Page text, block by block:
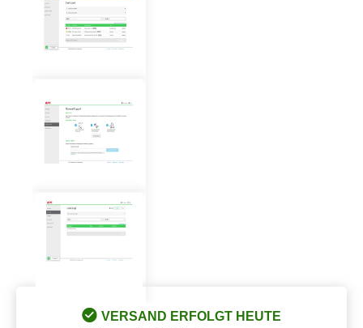
VERSAND ERFOLGT HEUTE